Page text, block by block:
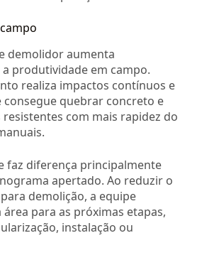
demolidor aumenta
produtividade em campo.
realiza impactos contínuos e
consegue quebrar concreto e
com mais rapidez do
faz diferença principalmente
apertado. Ao reduzir o
demolição, a equipe
para as próximas etapas,
instalação ou